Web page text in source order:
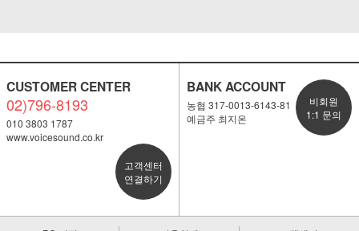
CUSTOMER CENTER
02)796-8193
010 3803 1787
www.voicesound.co.kr
고객센터
연결하기
BANK ACCOUNT
농협 317-0013-6143-81
예금주 최지온
비회원
1:1 문의